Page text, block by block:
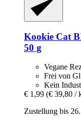
Kookie Cat
50 g
Vegane
Frei von
Kein
€ 1,99 (€ 39,80 /
Zustellung bis